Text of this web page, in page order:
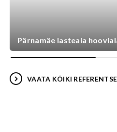
Pärnamäe lasteaia
VAATA KÕIKI REFERENTSE